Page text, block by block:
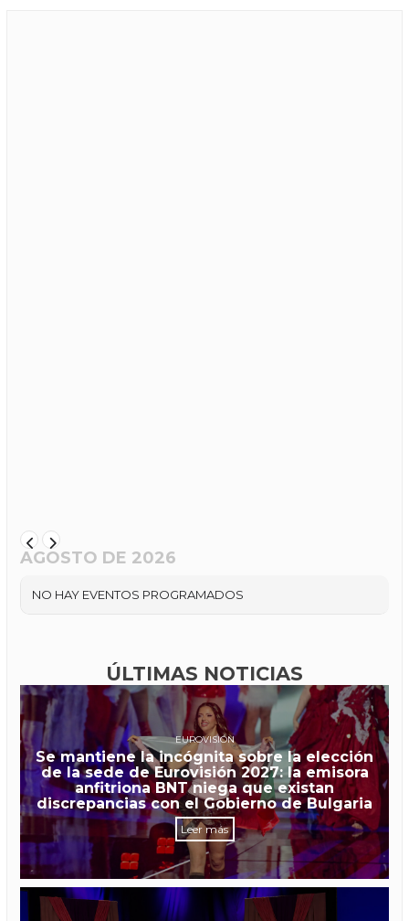
AGOSTO DE 2026
NO HAY EVENTOS PROGRAMADOS
ÚLTIMAS NOTICIAS
EUROVISIÓN
Se mantiene la incógnita sobre la elección
de la sede de Eurovisión 2027: la emisora
anfitriona BNT niega que existan
discrepancias con el Gobierno de Bulgaria
Leer más